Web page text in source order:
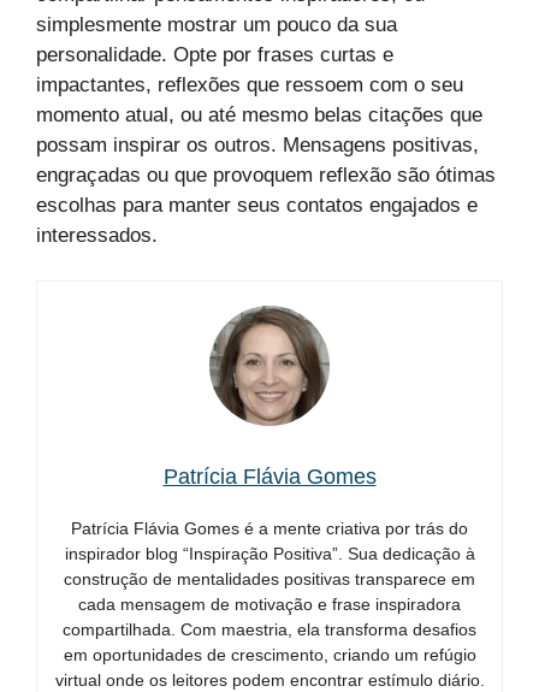
simplesmente mostrar um pouco da sua
personalidade. Opte por frases curtas e
impactantes, reflexões que ressoem com o seu
momento atual, ou até mesmo belas citações que
possam inspirar os outros. Mensagens positivas,
engraçadas ou que provoquem reflexão são ótimas
escolhas para manter seus contatos engajados e
interessados.
Patrícia Flávia Gomes
Patrícia Flávia Gomes é a mente criativa por trás do
inspirador blog “Inspiração Positiva”. Sua dedicação à
construção de mentalidades positivas transparece em
cada mensagem de motivação e frase inspiradora
compartilhada. Com maestria, ela transforma desafios
em oportunidades de crescimento, criando um refúgio
virtual onde os leitores podem encontrar estímulo diário.